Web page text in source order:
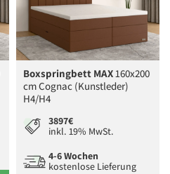
Boxspringbett MAX160x200
cm Cognac (Kunstleder)
H4/H4
3897€
inkl. 19% MwSt.
4-6 Wochen
kostenlose Lieferung